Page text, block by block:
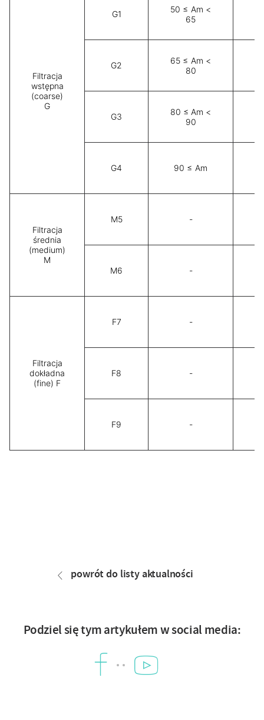
Filtracja
wstępna
(coarse)
G
G1
50 ≤ Am <
65
G2
65 ≤ Am <
80
G3
80 ≤ Am <
90
G4 90 ≤ Am
Filtracja
średnia
(medium)
M
M5 -
M6 -
Filtracja
dokładna
(fine) F
F7 -
F8 -
F9 -
powrót do listy aktualności
Podziel się tym artykułem w social media:
Facebook